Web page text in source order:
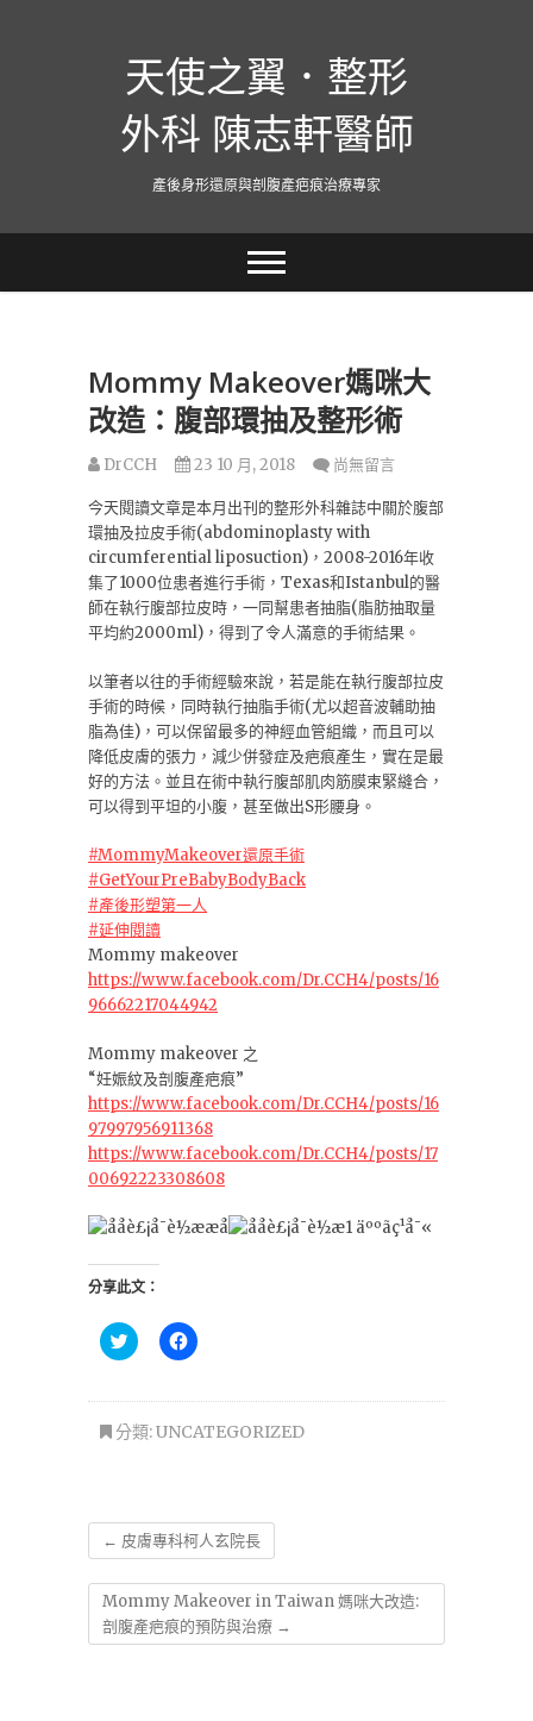
天使之翼．整形
外科 陳志軒醫師
產後身形還原與剖腹產疤痕治療專家
Mommy Makeover媽咪大
改造：腹部環抽及整形術
DrCCH 23 10 月, 2018 尚無留言
今天閱讀文章是本月出刊的整形外科雜誌中關於腹部
環抽及拉皮手術(abdominoplasty with
circumferential liposuction)，2008-2016年收
集了1000位患者進行手術，Texas和Istanbul的醫
師在執行腹部拉皮時，一同幫患者抽脂(脂肪抽取量
平均約2000ml)，得到了令人滿意的手術結果。
以筆者以往的手術經驗來說，若是能在執行腹部拉皮
手術的時候，同時執行抽脂手術(尤以超音波輔助抽
脂為佳)，可以保留最多的神經血管組織，而且可以
降低皮膚的張力，減少併發症及疤痕產生，實在是最
好的方法。並且在術中執行腹部肌肉筋膜束緊縫合，
可以得到平坦的小腹，甚至做出S形腰身。
#MommyMakeover還原手術
#GetYourPreBabyBodyBack
#產後形塑第一人
#延伸閱讀
Mommy makeover
https://www.facebook.com/Dr.CCH4/posts/16
96662217044942
Mommy makeover 之
“妊娠紋及剖腹產疤痕”
https://www.facebook.com/Dr.CCH4/posts/16
97997956911368
https://www.facebook.com/Dr.CCH4/posts/17
00692223308608
分享此文：
分
享
w
t
t
新
視
窗
開
啟
)
按
一
分
至
o
o
k
在
新
視
窗
中
分類:UNCATEGORIZED
← 皮膚專科柯人玄院長
Mommy Makeover in Taiwan 媽咪大改造:
剖腹產疤痕的預防與治療 →